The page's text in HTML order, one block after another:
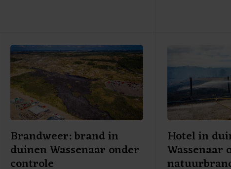
Brandweer: brand in
duinen Wassenaar onder
controle
Hotel in